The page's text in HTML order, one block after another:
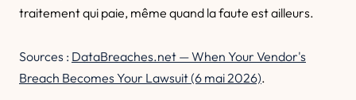
traitement qui paie, même quand la faute est ailleurs.
Sources : DataBreaches.net — When Your Vendor's
Breach Becomes Your Lawsuit (6 mai 2026).